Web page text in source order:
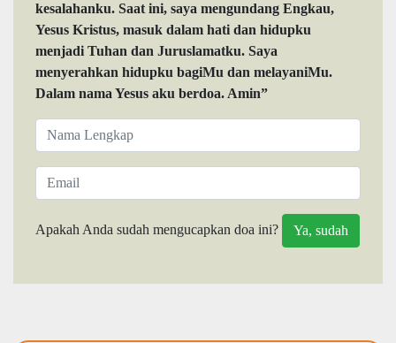
kesalahanku. Saat ini, saya mengundang Engkau,
Yesus Kristus, masuk dalam hati dan hidupku
menjadi Tuhan dan Juruslamatku. Saya
menyerahkan hidupku bagiMu dan melayaniMu.
Dalam nama Yesus aku berdoa. Amin”
Apakah Anda sudah mengucapkan doa ini?